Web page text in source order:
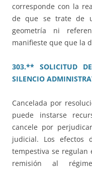
corresponde con la
de que se trate de
geometría ni
manifieste que que la
303.** SOLICITUD
SILENCIO
Cancelada por
puede instarse
cancele por
judicial. Los efectos
tempestiva se regulan
remisión al